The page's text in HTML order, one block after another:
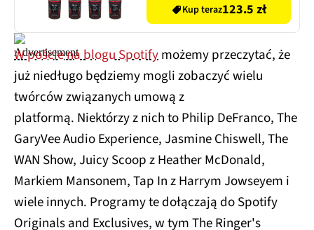
Kup teraz123.5 zł
W poście na blogu Spotifymożemy przeczytać, że
już niedługo będziemy mogli zobaczyć wielu
twórców związanych umową z
platformą. Niektórzy z nich to Philip DeFranco, The
GaryVee Audio Experience, Jasmine Chiswell, The
WAN Show, Juicy Scoop z Heather McDonald,
Markiem Mansonem, Tap In z Harrym Jowseyem i
wiele innych. Programy te dołączają do Spotify
Originals and Exclusives, w tym The Ringer's